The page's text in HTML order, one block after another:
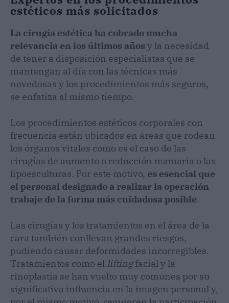
estéticos más solicitados
La cirugía estética ha cobrado mucha
relevancia en los últimos años y la necesidad
de tener a disposición especialistas que se
mantengan al día con las técnicas más
novedosas y los procedimientos más seguros,
se enfatiza al mismo tiempo.
Los procedimientos estéticos corporales con
frecuencia están ubicados en áreas que rodean
los órganos vitales como es el caso de las
cirugías de aumento o reducción mamaria o las
lipoesculturas. Por este motivo, es esencial que
el personal designado a realizar la operación
trabaje de la forma más cuidadosa posible.
Las cirugías y los tratamientos en el área de la
cara también conllevan grandes riesgos,
pudiendo causar deformidades incorregibles.
Tratamientos como el liftingfacial y la
rinoplastia se han vuelto muy comunes por su
significativa influencia en la imagen personal y,